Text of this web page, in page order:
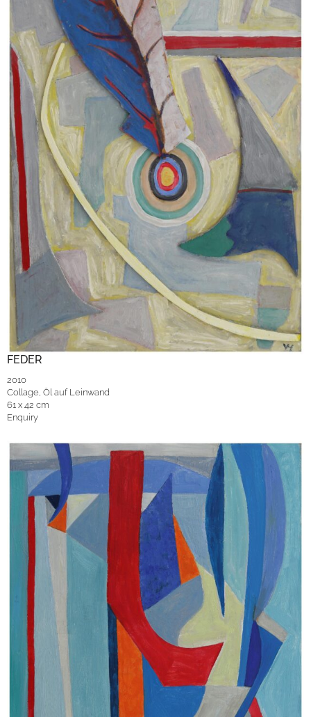
FEDER
2010
Collage, Öl auf Leinwand
61 x 42 cm
Enquiry